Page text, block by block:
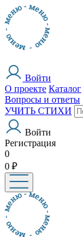
Войти
О проекте Каталог
Вопросы и ответы
УЧИТЬ СТИХИ
Войти
Регистрация
0
0 ₽